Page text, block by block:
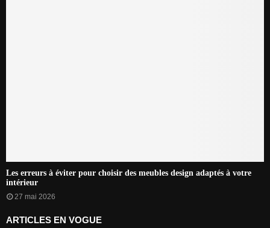
Les erreurs à éviter pour choisir des meubles design adaptés à votre
intérieur
27 mai 2026
ARTICLES EN VOGUE